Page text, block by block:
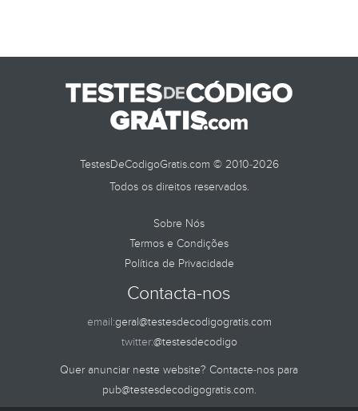
TestesDeCodigoGratis.com © 2010-2026
Todos os direitos reservados.
Sobre Nós
Termos e Condições
Política de Privacidade
Contacta-nos
email:geral@testesdecodigogratis.com
twitter:@testesdecodigo
Quer anunciar neste website? Contacte-nos para
pub@testesdecodigogratis.com.